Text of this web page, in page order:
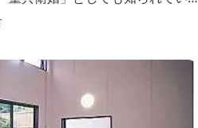
えたお洒落な空間が女性に人